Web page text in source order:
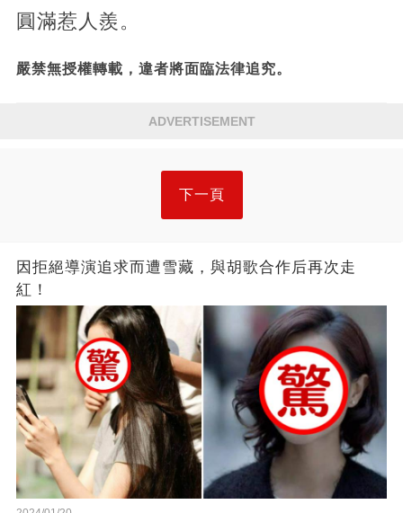
圓滿惹人羨。
嚴禁無授權轉載，違者將面臨法律追究。
ADVERTISEMENT
下一頁
因拒絕導演追求而遭雪藏，與胡歌合作后再次走
紅！